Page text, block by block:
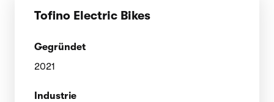
Tofino Electric Bikes
Gegründet
2021
Industrie